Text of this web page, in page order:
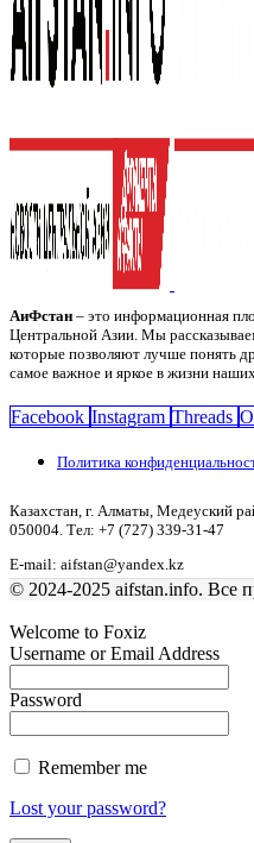
АиФстан – это информационная
Центральной Азии. Мы
которые позволяют лучше понять
самое важное и яркое в жизни
Facebook Instagram Threads
Политика
Казахстан, г. Алматы, Медеуский
050004. Тел: +7 (727) 339-31-47
E-mail: aifstan@yandex.kz
© 2024-2025 aifstan.info. Все
Welcome to Foxiz
Username or Email Address
Password
Remember me
Lost your password?